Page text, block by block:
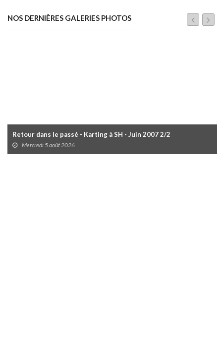
NOS DERNIÈRES GALERIES PHOTOS
Retour dans le passé - Karting à SH - Juin 2007 2/2
Mercredi 5 août 2026